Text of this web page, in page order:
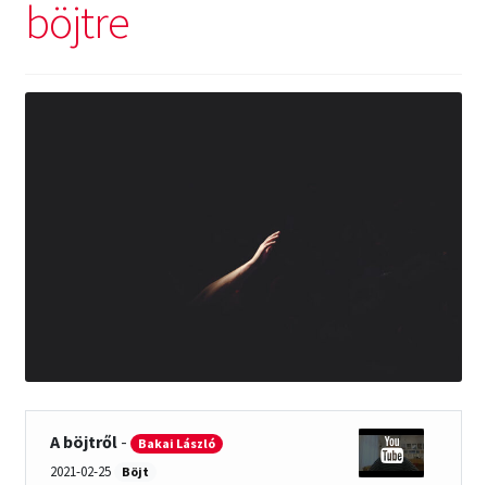
böjtre
A böjtről - Bakai László
2021-02-25 Böjt